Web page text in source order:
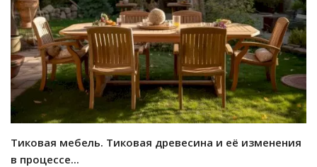
Тиковая мебель. Тиковая древесина и её изменения
в процессе...